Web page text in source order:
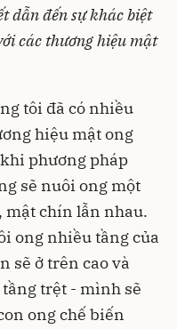
dẫn đến sự khác biệt
các thương hiệu mật
tôi đã có nhiều
hiệu mật ong
phương pháp
sẽ nuôi ong một
chín lẫn nhau.
ong nhiều tầng của
sẽ ở trên cao và
trệt - mình sẽ
ong chế biến